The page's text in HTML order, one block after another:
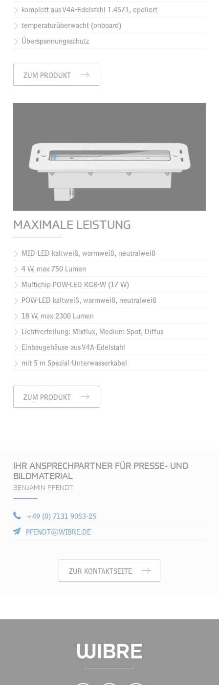
komplett aus V4A-Edelstahl 1.4571, epoliert
temperaturüberwacht (onboard)
Überspannungsschutz
ZUM PRODUKT
MAXIMALE LEISTUNG
MID-LED kaltweiß, warmweiß, neutralweiß
4 W, max 750 Lumen
Multichip POW-LED RGB-W (17 W)
POW-LED kaltweiß, warmweiß, neutralweiß
18 W, max 2300 Lumen
Lichtverteilung: Mixflux, Medium Spot, Diffus
Einbaugehäuse aus V4A-Edelstahl
mit 5 m Spezial-Unterwasserkabel
ZUM PRODUKT
IHR ANSPRECHPARTNER FÜR PRESSE- UND
BILDMATERIAL
BENJAMIN PFENDT
+49 (0) 7131 9053-25
PFENDT@WIBRE.DE
ZUR KONTAKTSEITE